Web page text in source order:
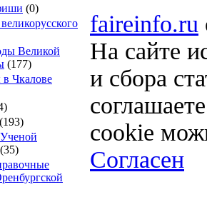
(0)
Великой
(177)
Чкалове
(193)
(35)
faireinfo.ru
На сайте
и сбора
cookie
Согласен